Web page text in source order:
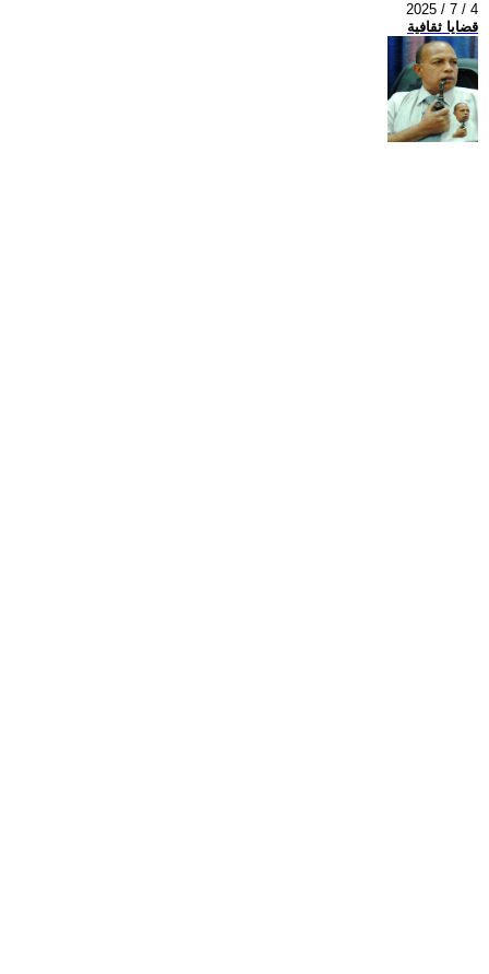
2025 / 7 / 4
قضايا ثقافية